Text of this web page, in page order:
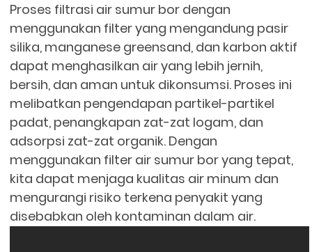
Proses filtrasi air sumur bor dengan
menggunakan filter yang mengandung pasir
silika, manganese greensand, dan karbon aktif
dapat menghasilkan air yang lebih jernih,
bersih, dan aman untuk dikonsumsi. Proses ini
melibatkan pengendapan partikel-partikel
padat, penangkapan zat-zat logam, dan
adsorpsi zat-zat organik. Dengan
menggunakan filter air sumur bor yang tepat,
kita dapat menjaga kualitas air minum dan
mengurangi risiko terkena penyakit yang
disebabkan oleh kontaminan dalam air.